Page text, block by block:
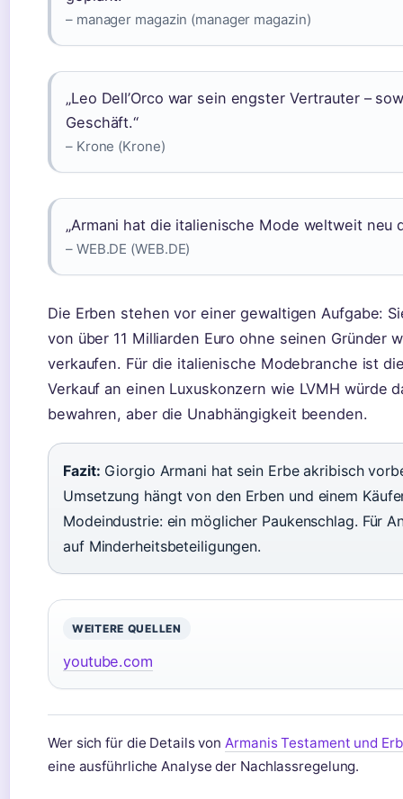
– manager magazin (manager magazin)
„Leo Dell’Orco war sein engster Vertrauter –
Geschäft.“
– Krone (Krone)
„Armani hat die italienische Mode weltweit neu
– WEB.DE (WEB.DE)
Die Erben stehen vor einer gewaltigen Aufgabe:
von über 11 Milliarden Euro ohne seinen Gründer
verkaufen. Für die italienische Modebranche ist
Verkauf an einen Luxuskonzern wie LVMH würde
bewahren, aber die Unabhängigkeit beenden.
Fazit: Giorgio Armani hat sein Erbe akribisch
Umsetzung hängt von den Erben und einem
Modeindustrie: ein möglicher Paukenschlag. Für
auf Minderheitsbeteiligungen.
WEITERE QUELLEN
youtube.com
Wer sich für die Details vonArmanis Testament und
eine ausführliche Analyse der Nachlassregelung.